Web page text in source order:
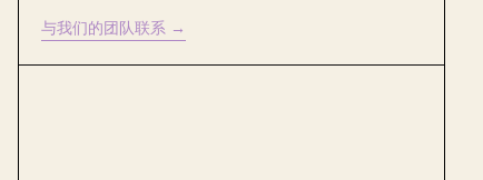
与我们的团队联系 →